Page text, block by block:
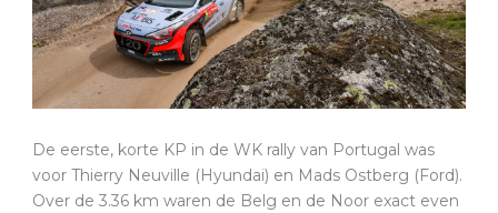
De eerste, korte KP in de WK rally van Portugal was
voor Thierry Neuville (Hyundai) en Mads Ostberg (Ford).
Over de 3.36 km waren de Belg en de Noor exact even